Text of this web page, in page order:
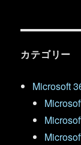
カテゴリー
Microsoft